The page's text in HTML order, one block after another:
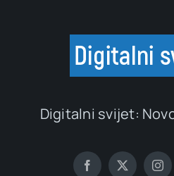
Digitalni svijet: